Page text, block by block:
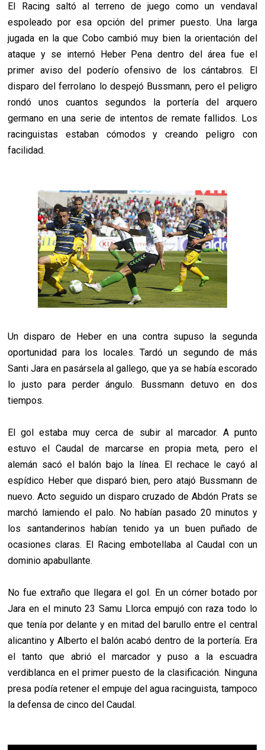
El Racing saltó al terreno de juego como un vendaval
espoleado por esa opción del primer puesto. Una larga
jugada en la que Cobo cambió muy bien la orientación del
ataque y se internó Heber Pena dentro del área fue el
primer aviso del poderío ofensivo de los cántabros. El
disparo del ferrolano lo despejó Bussmann, pero el peligro
rondó unos cuantos segundos la portería del arquero
germano en una serie de intentos de remate fallidos. Los
racinguistas estaban cómodos y creando peligro con
facilidad.
Un disparo de Heber en una contra supuso la segunda
oportunidad para los locales. Tardó un segundo de más
Santi Jara en pasársela al gallego, que ya se había escorado
lo justo para perder ángulo. Bussmann detuvo en dos
tiempos.
El gol estaba muy cerca de subir al marcador. A punto
estuvo el Caudal de marcarse en propia meta, pero el
alemán sacó el balón bajo la línea. El rechace le cayó al
espídico Heber que disparó bien, pero atajó Bussmann de
nuevo. Acto seguido un disparo cruzado de Abdón Prats se
marchó lamiendo el palo. No habían pasado 20 minutos y
los santanderinos habían tenido ya un buen puñado de
ocasiones claras. El Racing embotellaba al Caudal con un
dominio apabullante.
No fue extraño que llegara el gol. En un córner botado por
Jara en el minuto 23 Samu Llorca empujó con raza todo lo
que tenía por delante y en mitad del barullo entre el central
alicantino y Alberto el balón acabó dentro de la portería. Era
el tanto que abrió el marcador y puso a la escuadra
verdiblanca en el primer puesto de la clasificación. Ninguna
presa podía retener el empuje del agua racinguista, tampoco
la defensa de cinco del Caudal.